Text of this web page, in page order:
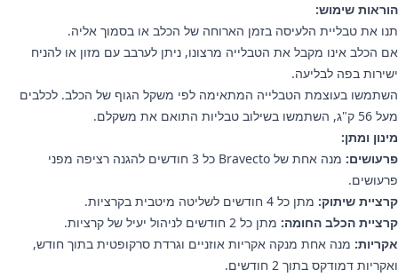
הוראות שימוש:
תנו את טבליית הלעיסה בזמן הארוחה של הכלב או בסמוך אליה.
אם הכלב אינו מקבל את הטבלייה מרצונו, ניתן לערבב עם מזון או להניח
ישירות בפה לבליעה.
השתמשו בעוצמת הטבלייה המתאימה לפי משקל הגוף של הכלב. לכלבים
מעל 56 ק"ג, השתמשו בשילוב טבליות התואם את משקלם.
מינון ומתן:
פרעושים:
מנה אחת של Bravecto כל 3 חודשים להגנה רציפה מפני
פרעושים.
קרציית שיתוק: מתן כל 4 חודשים לשליטה מיטבית בקרציות.
קרציית הכלב החומה: מתן כל 2 חודשים לניהול יעיל של קרציות.
אקריות: מנה אחת מנקה אקריות אוזניים וגרדת סרקופטית בתוך חודש,
ואקריות דמודקס בתוך 2 חודשים.